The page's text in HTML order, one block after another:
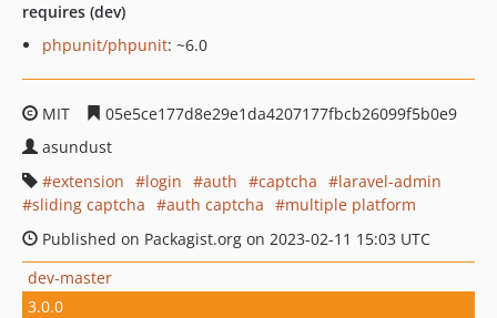
requires (dev)
phpunit/phpunit: ~6.0
MIT
05e5ce177d8e29e1da4207177fbcb26099f5b0e9
asundust
extension
login auth captcha
laravel-admin
sliding captcha
auth captcha
multiple platform
Published on Packagist.org on 2023-02-11 15:03 UTC
dev-master
3.0.0